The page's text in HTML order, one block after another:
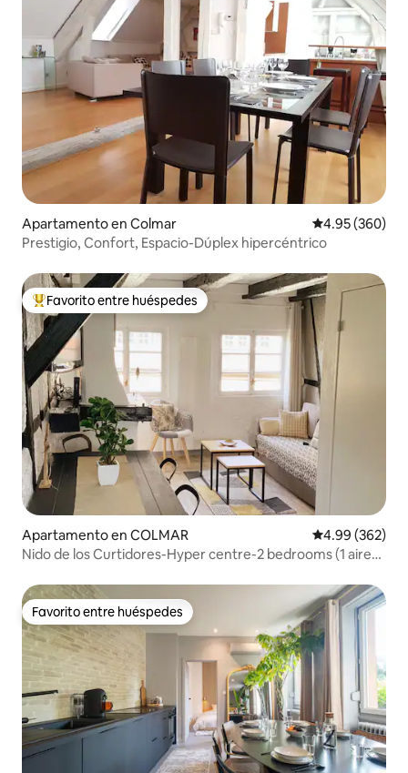
Apartamento en Colmar Calificación
4.95 (360)
Prestigio, Confort, Espacio-Dúplex hipercéntrico
Favorito entre huéspedes preferido
Favorito entre huéspedes
Apartamento en COLMAR Calificación
4.99 (362)
Nido de los Curtidores-Hyper centre-2 bedrooms (1 aire
Favorito entre huéspedes
Favorito entre huéspedes